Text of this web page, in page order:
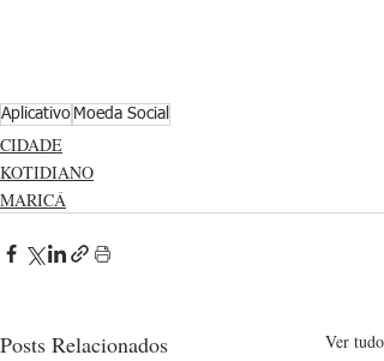
Aplicativo Moeda Social
CIDADE
KOTIDIANO
MARICÁ
Posts Relacionados Ver tudo